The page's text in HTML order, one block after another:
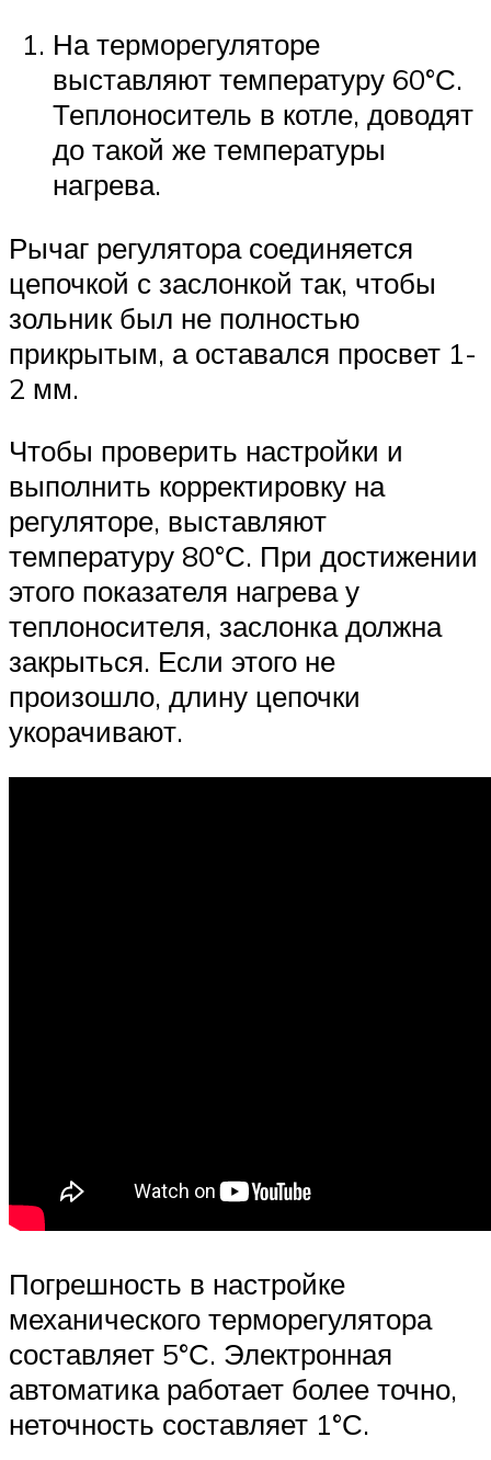
На терморегуляторе
выставляют температуру 60°С.
Теплоноситель в котле, доводят
до такой же температуры
нагрева.
Рычаг регулятора соединяется
цепочкой с заслонкой так, чтобы
зольник был не полностью
прикрытым, а оставался просвет 1-
2 мм.
Чтобы проверить настройки и
выполнить корректировку на
регуляторе, выставляют
температуру 80°С. При достижении
этого показателя нагрева у
теплоносителя, заслонка должна
закрыться. Если этого не
произошло, длину цепочки
укорачивают.
Погрешность в настройке
механического терморегулятора
составляет 5°С. Электронная
автоматика работает более точно,
неточность составляет 1°С.